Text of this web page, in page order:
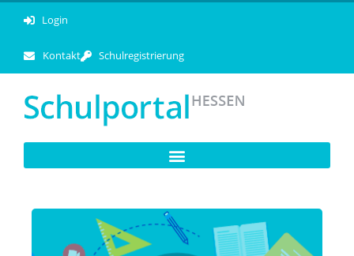
Login
Kontakt Schulregistrierung